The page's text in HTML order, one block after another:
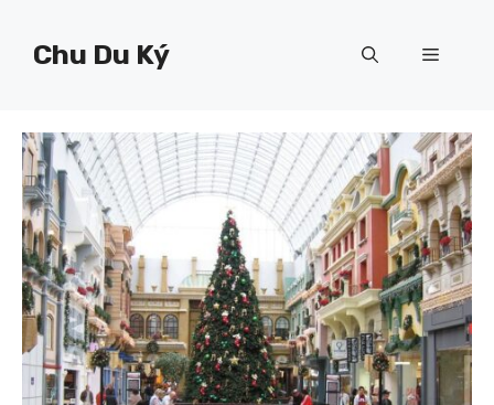
Chu Du Ký Menu